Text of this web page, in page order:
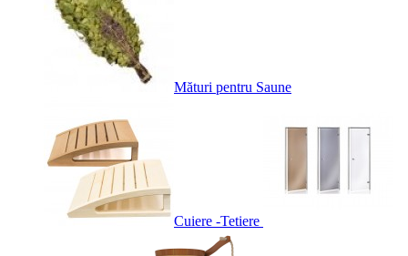
Mături pentru Saune
Cuiere -Tetiere